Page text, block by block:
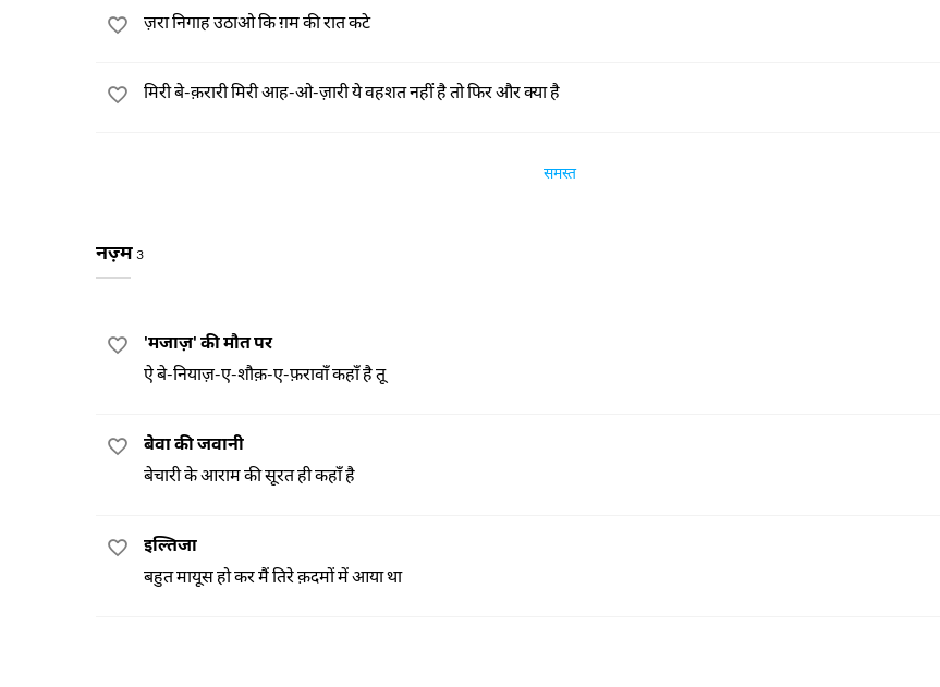
ज़रा निगाह उठाओ कि ग़म की रात कटे
मिरी बे-क़रारी मिरी आह-ओ-ज़ारी ये वहशत नहीं है तो फिर और क्या है
समस्त
नज़्म 3
'मजाज़' की मौत पर
ऐ बे-नियाज़-ए-शौक़-ए-फ़रावाँ कहाँ है तू
बेवा की जवानी
बेचारी के आराम की सूरत ही कहाँ है
इल्तिजा
बहुत मायूस हो कर मैं तिरे क़दमों में आया था